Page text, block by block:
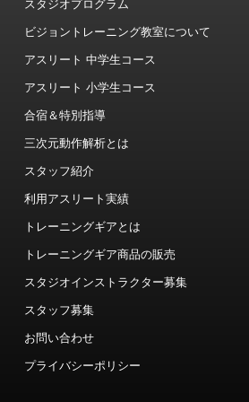
スタジオプログラム
ビジョントレーニング教室について
アスリート 中学生コース
アスリート 小学生コース
合宿＆特別指導
三次元動作解析とは
スタッフ紹介
利用アスリート実績
トレーニングギアとは
トレーニングギア商品の販売
スタジオインストラクター募集
スタッフ募集
お問い合わせ
プライバシーポリシー